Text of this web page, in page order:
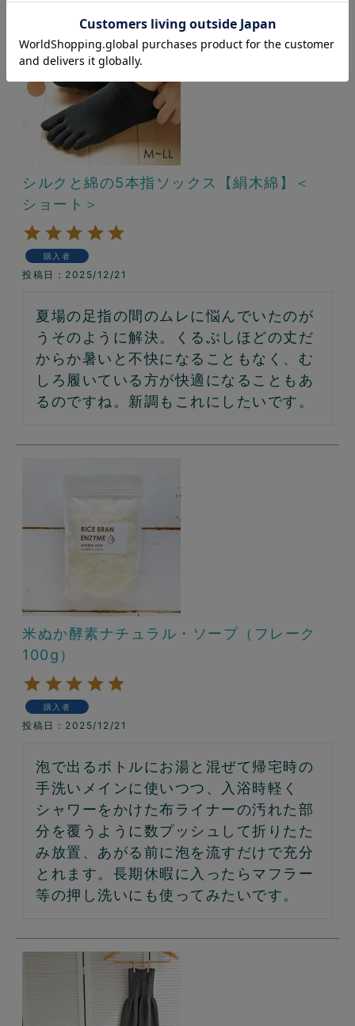
シルクと綿の5本指ソックス【絹木綿】＜
ショート＞
購入者
投稿日 2025/12/21
夏場の足指の間のムレに悩んでいたのが
うそのように解決。くるぶしほどの丈だ
からか暑いと不快になることもなく、む
しろ履いている方が快適になることもあ
るのですね。新調もこれにしたいです。
米ぬか酵素ナチュラル・ソープ（フレーク
100g）
購入者
投稿日 2025/12/21
泡で出るボトルにお湯と混ぜて帰宅時の
手洗いメインに使いつつ、入浴時軽く
シャワーをかけた布ライナーの汚れた部
分を覆うように数プッシュして折りたた
み放置、あがる前に泡を流すだけで充分
とれます。長期休暇に入ったらマフラー
等の押し洗いにも使ってみたいです。